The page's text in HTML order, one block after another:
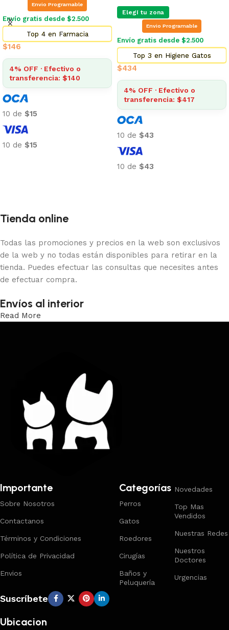
Envio Programable
Envío gratis desde $2.500
Top 4 en Farmacia
$146
4% OFF · Efectivo o
transferencia: $140
10 de $15
10 de $15
Elegí tu zona
Envio Programable
Envío gratis desde $2.500
Top 3 en Higiene Gatos
$434
4% OFF · Efectivo o
transferencia: $417
10 de $43
10 de $43
Tienda online
Todas las promociones y precios en la web son exclusivos
de la web y no todas están disponibles para retirar en la
tienda. Puedes efectuar las consultas que necesites antes
de efectuar compra.
Envíos al interior
Read More
Importante
Sobre Nosotros
Contactanos
Términos y Condiciones
Política de Privacidad
Envios
Categorías
Perros
Gatos
Roedores
Cirugías
Baños y
Peluquería
Novedades
Top Mas
Vendidos
Nuestras Redes
Nuestros
Doctores
Urgencias
Suscríbete
Ubicacion